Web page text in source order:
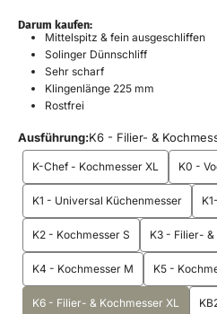
Darum kaufen:
Mittelspitz & fein ausgeschliffen
Solinger Dünnschliff
Sehr scharf
Klingenlänge 225 mm
Rostfrei
Ausführung:K6 - Filier- &
K-Chef - Kochmesser XL K0 -
K1 - Universal Küchenmesser
K2 - Kochmesser S K3 - Filier- &
K4 - Kochmesser M K5 -
K6 - Filier- & Kochmesser XL